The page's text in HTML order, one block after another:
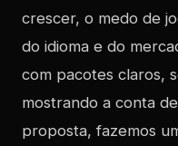
crescer, o medo de
do idioma e do
com pacotes claros,
mostrando a conta
proposta, fazemos